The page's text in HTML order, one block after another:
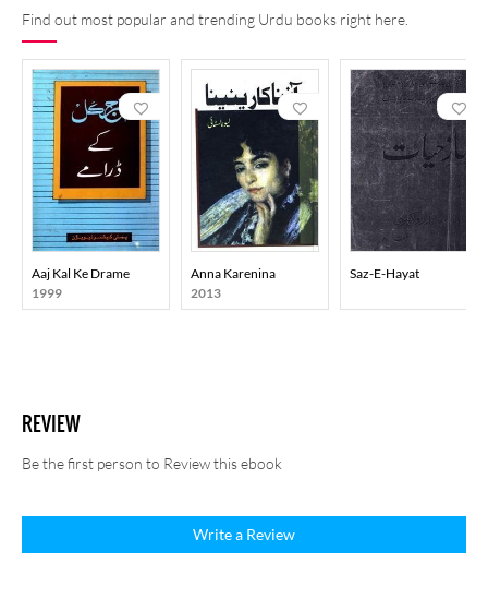
Find out most popular and trending Urdu books right here.
Aaj Kal Ke Drame
1999
Anna Karenina
2013
Saz-E-Hayat
REVIEW
Be the first person to Review this ebook
Write a Review